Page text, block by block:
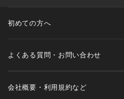
初めての方へ
よくある質問・お問い合わせ
会社概要・利用規約など